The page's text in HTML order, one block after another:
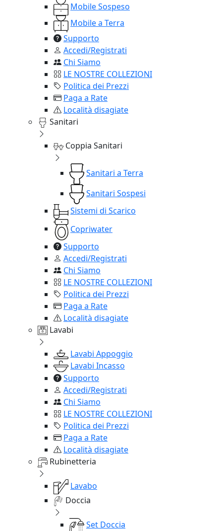
Mobile Sospeso
Mobile a Terra
Supporto
Accedi/Registrati
Chi Siamo
LE NOSTRE COLLEZIONI
Politica dei Prezzi
Paga a Rate
Località disagiate
Sanitari
Coppia Sanitari
Sanitari a Terra
Sanitari Sospesi
Sistemi di Scarico
Copriwater
Supporto
Accedi/Registrati
Chi Siamo
LE NOSTRE COLLEZIONI
Politica dei Prezzi
Paga a Rate
Località disagiate
Lavabi
Lavabi Appoggio
Lavabi Incasso
Supporto
Accedi/Registrati
Chi Siamo
LE NOSTRE COLLEZIONI
Politica dei Prezzi
Paga a Rate
Località disagiate
Rubinetteria
Lavabo
Doccia
Set Doccia